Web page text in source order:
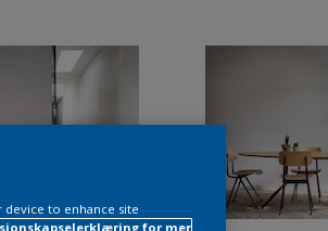
device to enhance site
for mer